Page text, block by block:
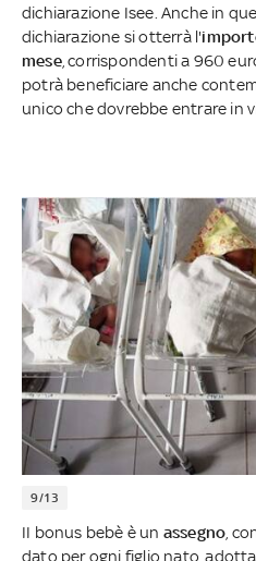
dichiarazione Isee. Anche in
dichiarazione si otterrà l'
mese, corrispondenti a 960
potrà beneficiare anche
unico che dovrebbe entrare in
9/13
II bonus bebè è un assegno,
dato per ogni figlio nato,